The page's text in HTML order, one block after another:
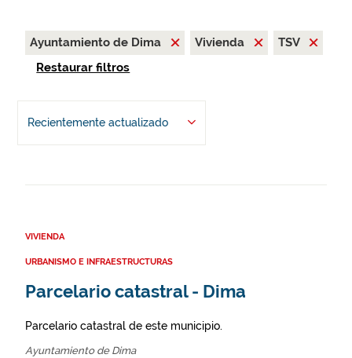
Ayuntamiento de Dima Vivienda
TSV
Restaurar filtros
Recientemente actualizado
VIVIENDA
URBANISMO E INFRAESTRUCTURAS
Parcelario catastral - Dima
Parcelario catastral de este municipio.
Ayuntamiento de Dima